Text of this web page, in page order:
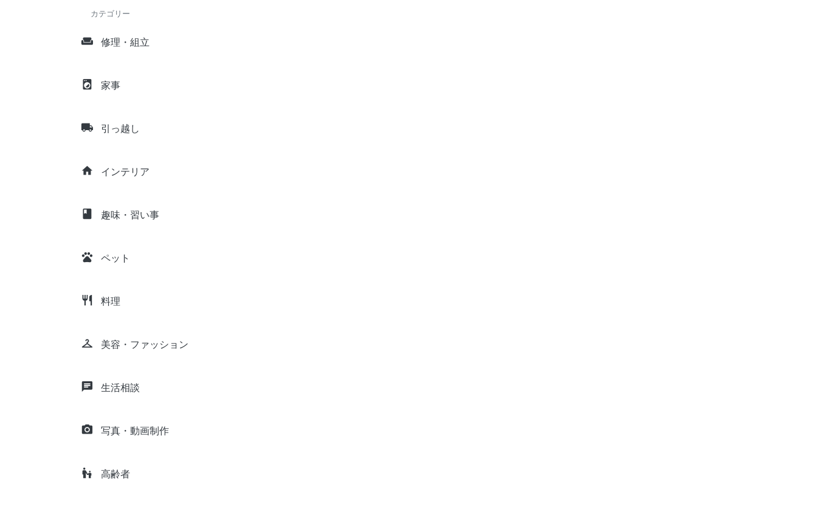
カテゴリー
weekend 修理・組立
local_laundry_service 家事
local_shipping 引っ越し
home インテリア
class 趣味・習い事
pets ペット
restaurant 料理
checkroom 美容・ファッション
chat 生活相談
camera_alt 写真・動画制作
escalator_warning 高齢者